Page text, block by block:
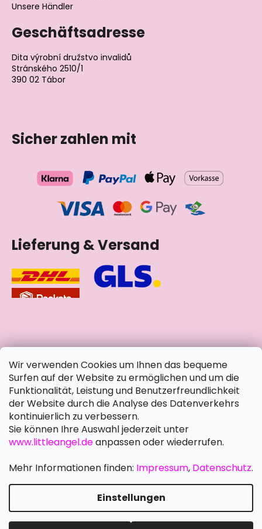
Wir verwenden Cookies um Ihnen das bequeme
Surfen auf der Website zu ermöglichen und um die
Funktionalität, Leistung und Benutzerfreundlichkeit
der Website durch die Analyse des Datenverkehrs
kontinuierlich zu verbessern.
Sie können Ihre Auswahl jederzeit unter
www.littleangel.deanpassen oder wiederrufen.
Mehr Informationen finden: Impressum, Datenschutz.
Einstellungen
Unsere Händler
Geschäftsadresse
Dita výrobní družstvo invalidů
Stránského 2510/1
390 02 Tábor
Sicher zahlen mit
Lieferung & Versand
soziale Netzwerke
Copyright 2026Little Angel DE. Alle Rechte vorbehalten.